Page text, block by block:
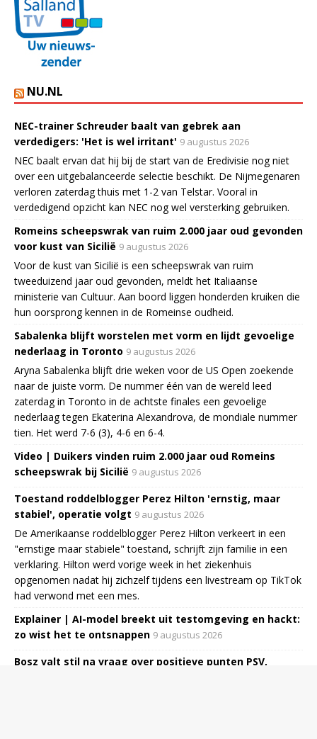
NU.NL
NEC-trainer Schreuder baalt van gebrek aan
verdedigers: 'Het is wel irritant' 9 augustus 2026
NEC baalt ervan dat hij bij de start van de Eredivisie nog niet
over een uitgebalanceerde selectie beschikt. De Nijmegenaren
verloren zaterdag thuis met 1-2 van Telstar. Vooral in
verdedigend opzicht kan NEC nog wel versterking gebruiken.
Romeins scheepswrak van ruim 2.000 jaar oud gevonden
voor kust van Sicilië 9 augustus 2026
Voor de kust van Sicilië is een scheepswrak van ruim
tweeduizend jaar oud gevonden, meldt het Italiaanse
ministerie van Cultuur. Aan boord liggen honderden kruiken die
hun oorsprong kennen in de Romeinse oudheid.
Sabalenka blijft worstelen met vorm en lijdt gevoelige
nederlaag in Toronto 9 augustus 2026
Aryna Sabalenka blijft drie weken voor de US Open zoekende
naar de juiste vorm. De nummer één van de wereld leed
zaterdag in Toronto in de achtste finales een gevoelige
nederlaag tegen Ekaterina Alexandrova, de mondiale nummer
tien. Het werd 7-6 (3), 4-6 en 6-4.
Video | Duikers vinden ruim 2.000 jaar oud Romeins
scheepswrak bij Sicilië 9 augustus 2026
Toestand roddelblogger Perez Hilton 'ernstig, maar
stabiel', operatie volgt 9 augustus 2026
De Amerikaanse roddelblogger Perez Hilton verkeert in een
"ernstige maar stabiele" toestand, schrijft zijn familie in een
verklaring. Hilton werd vorige week in het ziekenhuis
opgenomen nadat hij zichzelf tijdens een livestream op TikTok
had verwond met een mes.
Explainer | AI-model breekt uit testomgeving en hackt:
zo wist het te ontsnappen 9 augustus 2026
Bosz valt stil na vraag over positieve punten PSV,